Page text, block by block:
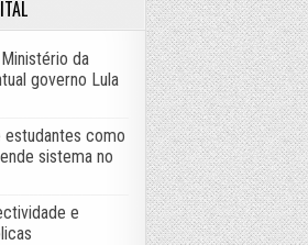
da
governo Lula
como
sistema no
e